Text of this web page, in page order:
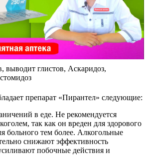
выводит глистов, Аскаридоз,
препарат «Пирантел» следующие:
в еде. Не рекомендуется
так как он вреден для здорового
больного тем более. Алкогольные
снижают эффективность
побочные действия и